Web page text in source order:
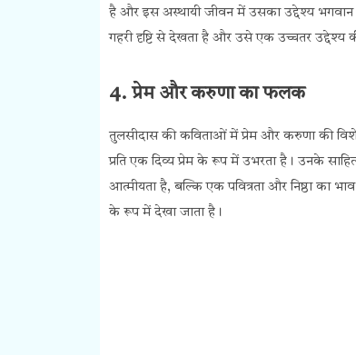
है और इस अस्थायी जीवन में उसका उद्देश्य भगवान
गहरी दृष्टि से देखता है और उसे एक उच्चतर उद्देश्य
4. प्रेम और करुणा का फलक
तुलसीदास की कविताओं में प्रेम और करुणा की
प्रति एक दिव्य प्रेम के रूप में उभरता है। उनके
आत्मीयता है, बल्कि एक पवित्रता और निष्ठा का
के रूप में देखा जाता है।